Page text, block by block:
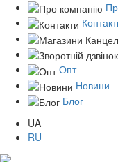
Опт
Новини
Блог
UA
RU